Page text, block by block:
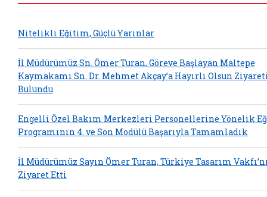
Nitelikli Eğitim, Güçlü Yarınlar
İl Müdürümüz Sn. Ömer Turan, Göreve Başlayan Maltepe
Kaymakamı Sn. Dr. Mehmet Akçay’a Hayırlı Olsun
Bulundu
Engelli Özel Bakım Merkezleri Personellerine Yönelik
Programının 4. ve Son Modülü Başarıyla Tamamladık
İl Müdürümüz Sayın Ömer Turan, Türkiye Tasarım
Ziyaret Etti